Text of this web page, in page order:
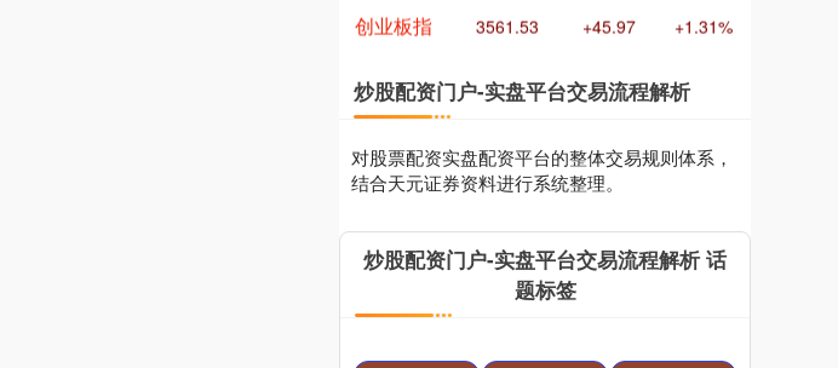
基金指数 7241.89 +12.09 +0.17%
炒股配资门户-实盘平台交易流程解析
对股票配资实盘配资平台的整体交易规则体系，
结合天元证券资料进行系统整理。
炒股配资门户-实盘平台交易流程解析 话
题标签